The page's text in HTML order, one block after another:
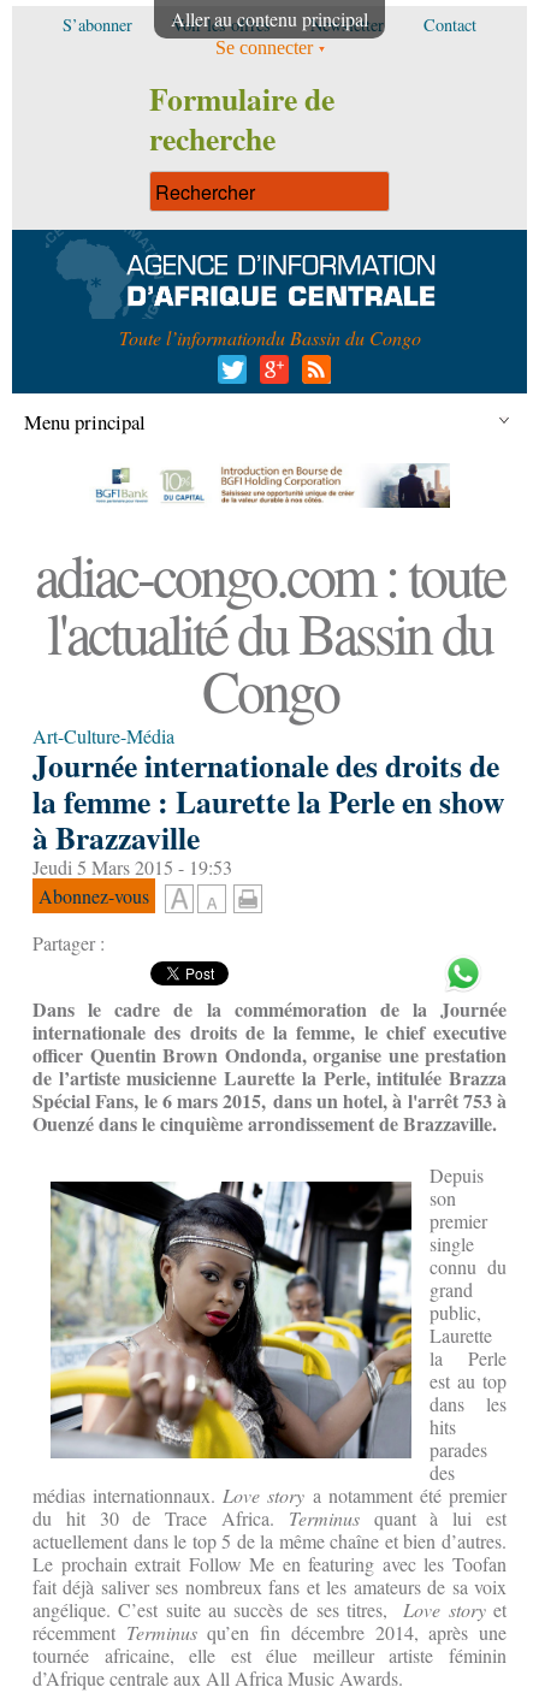
Aller au contenu principal
S’abonner Voir les offres Newsletter Contact
Se connecter
Formulaire de
recherche
Toute l’informationdu Bassin du Congo
Menu principal
adiac-congo.com : toute
l'actualité du Bassin du
Congo
Art-Culture-Média
Journée internationale des droits de
la femme : Laurette la Perle en show
à Brazzaville
Jeudi 5 Mars 2015 - 19:53
Abonnez-vous
Partager :
Dans le cadre de la commémoration de la Journée
internationale des droits de la femme, le chief executive
officer Quentin Brown Ondonda, organise une prestation
de l’artiste musicienne Laurette la Perle, intitulée Brazza
Spécial Fans, le 6 mars 2015, dans un hotel, à l'arrêt 753 à
Ouenzé dans le cinquième arrondissement de Brazzaville.
Depuis
son
premier
single
connu du
grand
public,
Laurette
la Perle
est au top
dans les
hits
parades
des
médias internationnaux.Love story a notamment été premier
du hit 30 de Trace Africa. Terminusquant à lui est
actuellement dans le top 5 de la même chaîne et bien d’autres.
Le prochain extrait Follow Me en featuring avec les Toofan
fait déjà saliver ses nombreux fans et les amateurs de sa voix
angélique. C’est suite au succès de ses titres,Love storyet
récemment Terminusqu’en fin décembre 2014, après une
tournée africaine, elle est élue meilleur artiste féminin
d’Afrique centrale aux All Africa Music Awards.